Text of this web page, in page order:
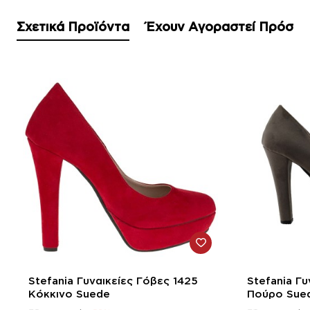
Σχετικά Προϊόντα Έχουν Αγοραστεί
-58%
Stefania Γυναικείες Γόβες 1425
Κόκκινο Suede
-58%
Stefania
Πούρο